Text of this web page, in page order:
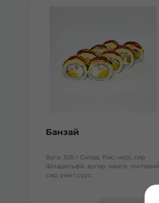
Банзай
Вага: 305 г Склад: Рис, норі, сир
Філадельфія, вугор, манго, тостовий
сир, унагі соус